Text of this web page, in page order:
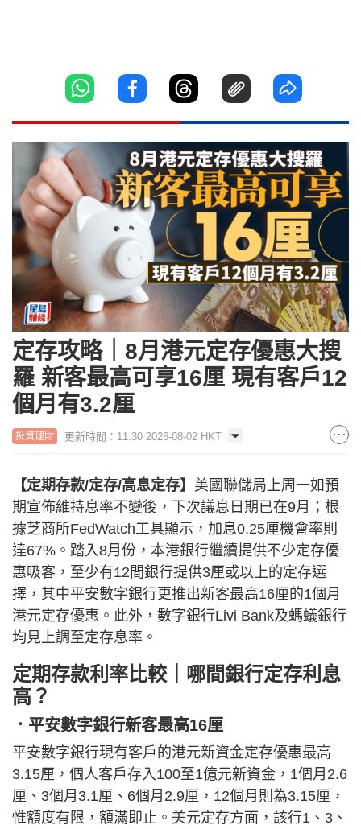
定存攻略｜8月港元定存優惠大搜
羅 新客最高可享16厘 現有客戶12
個月有3.2厘
投資理財 更新時間：11:30 2026-08-02 HKT
【定期存款/定存/高息定存】 美國聯儲局上周一如預
期宣佈維持息率不變後，下次議息日期已在9月；根
據芝商所FedWatch工具顯示，加息0.25厘機會率則
達67%。踏入8月份，本港銀行繼續提供不少定存優
惠吸客，至少有12間銀行提供3厘或以上的定存選
擇，其中平安數字銀行更推出新客最高16厘的1個月
港元定存優惠。此外，數字銀行Livi Bank及螞蟻銀行
均見上調至定存息率。
定期存款利率比較｜哪間銀行定存利息
高？
．平安數字銀行新客最高16厘
平安數字銀行現有客戶的港元新資金定存優惠最高
3.15厘，個人客戶存入100至1億元新資金，1個月2.6
厘、3個月3.1厘、6個月2.9厘，12個月則為3.15厘，
惟額度有限，額滿即止。美元定存方面，該行1、3、